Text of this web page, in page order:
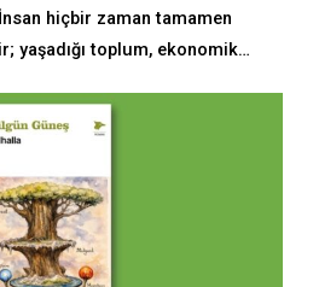
hiçbir zaman tamamen
yaşadığı toplum, ekonomik…